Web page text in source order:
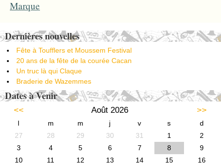
Marque
Dernières nouvelles
Fête à Toufflers et Moussem Festival
20 ans de la fête de la courée Cacan
Un truc là qui Claque
Braderie de Wazemmes
Dates à Venir
<< Août 2026 >>
l m m j v s
d
27
28 29 30 31 1
2
3
4 5 6 7 8
9
10
11 12 13 14 15
16